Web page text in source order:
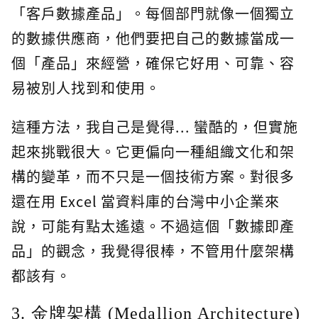
「客戶數據產品」。每個部門就像一個獨立
的數據供應商，他們要把自己的數據當成一
個「產品」來經營，確保它好用、可靠、容
易被別人找到和使用。
這種方法，我自己是覺得... 蠻酷的，但實施
起來挑戰很大。它更偏向一種組織文化和架
構的變革，而不只是一個技術方案。對很多
還在用 Excel 當資料庫的台灣中小企業來
說，可能有點太遙遠。不過這個「數據即產
品」的觀念，我覺得很棒，不管用什麼架構
都該有。
3. 金牌架構 (Medallion Architecture)